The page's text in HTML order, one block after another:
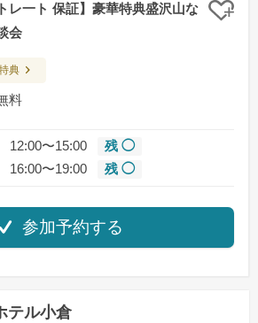
レ一ト 保証】豪華特典盛沢山な
会
クリ
典
料
12:00〜15:00
残 ◯
16:00〜19:00 残 ◯
参加予約する
テル小倉